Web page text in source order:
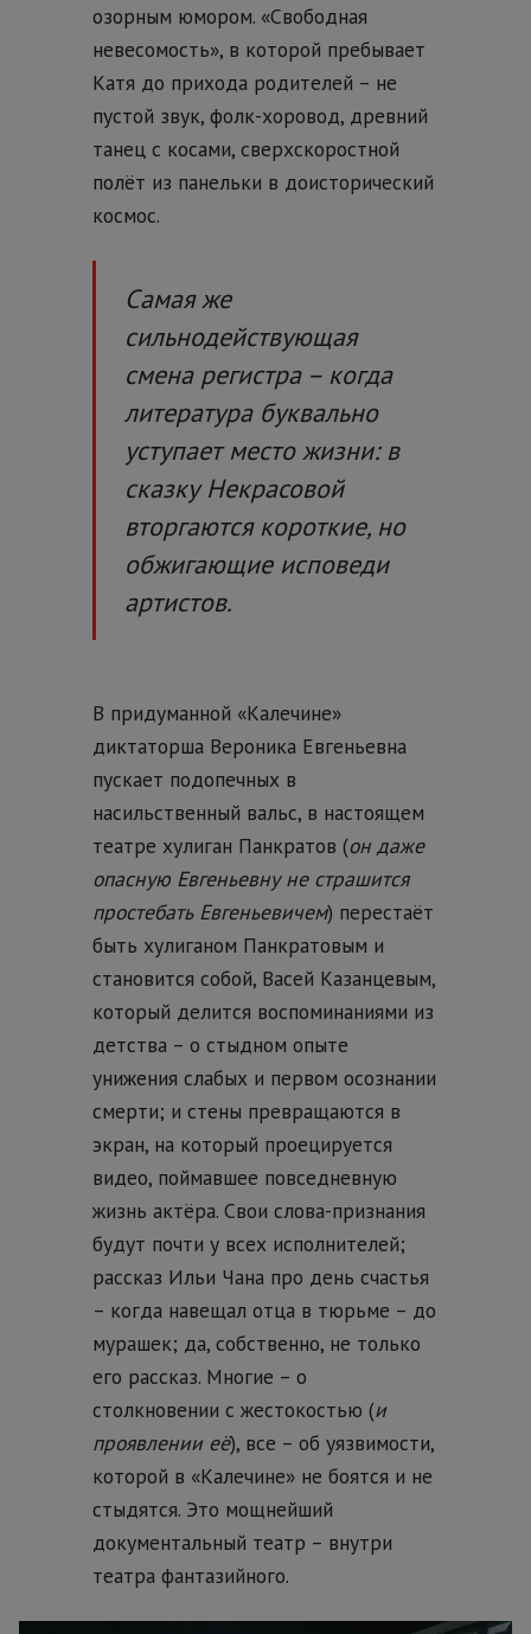
озорным юмором. «Свободная
невесомость», в которой пребывает
Катя до прихода родителей – не
пустой звук, фолк-хоровод, древний
танец с косами, сверхскоростной
полёт из панельки в доисторический
космос.
Самая же
сильнодействующая
смена регистра – когда
литература буквально
уступает место жизни: в
сказку Некрасовой
вторгаются короткие, но
обжигающие исповеди
артистов.
В придуманной «Калечине»
диктаторша Вероника Евгеньевна
пускает подопечных в
насильственный вальс, в настоящем
театре хулиган Панкратов (он даже
опасную Евгеньевну не страшится
простебать Евгеньевичем) перестаёт
быть хулиганом Панкратовым и
становится собой, Васей Казанцевым,
который делится воспоминаниями из
детства – о стыдном опыте
унижения слабых и первом осознании
смерти; и стены превращаются в
экран, на который проецируется
видео, поймавшее повседневную
жизнь актёра. Свои слова-признания
будут почти у всех исполнителей;
рассказ Ильи Чана про день счастья
– когда навещал отца в тюрьме – до
мурашек; да, собственно, не только
его рассказ. Многие – о
столкновении с жестокостью (и
проявлении её), все – об уязвимости,
которой в «Калечине» не боятся и не
стыдятся. Это мощнейший
документальный театр – внутри
театра фантазийного.